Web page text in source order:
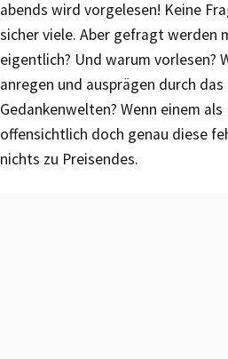
abends wird vorgelesen! Keine
sicher viele. Aber gefragt werden
eigentlich? Und warum vorlesen?
anregen und ausprägen durch
Gedankenwelten? Wenn einem
offensichtlich doch genau diese
nichts zu Preisendes.